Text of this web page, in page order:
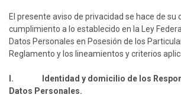
El presente aviso de privacidad se hace de su
cumplimiento a lo establecido en la Ley
Datos Personales en Posesión de los
Reglamento y los lineamientos y criterios
I. Identidad y domicilio de los
Datos Personales.